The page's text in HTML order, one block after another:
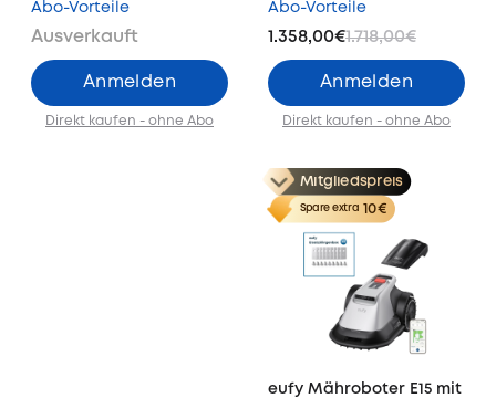
Abo-Vorteile
Ausverkauft
Anmelden
Direkt kaufen - ohne Abo
S2 + Automatisches
Frisch- und
Abo-Vorteile
1.358,00€1.718,00€
Anmelden
Direkt kaufen - ohne Abo
Mitgliedspreis
Spare extra 10€
eufy Mähroboter E15 mit